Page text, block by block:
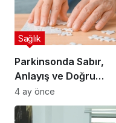
Parkinsonda Sabır,
Anlayış ve Doğru
Tedavi Hayat
Değiştiriyor
Sağlık
4 ay önce